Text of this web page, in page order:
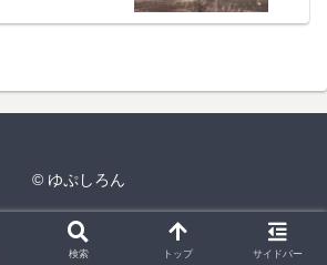
© ゆぷしろん
検索 トップ サイドバー